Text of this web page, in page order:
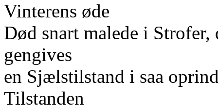
Vinterens øde
Død snart malede i Strofer,
gengives
en Sjælstilstand i saa
Tilstanden